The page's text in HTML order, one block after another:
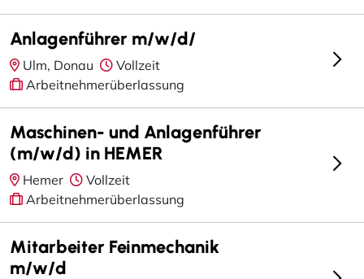
Anlagenführer m/w/d/
Ulm, Donau
Vollzeit
Arbeitnehmerüberlassung
Maschinen- und Anlagenführer
(m/w/d) in HEMER
Hemer
Vollzeit
Arbeitnehmerüberlassung
Mitarbeiter Feinmechanik
m/w/d